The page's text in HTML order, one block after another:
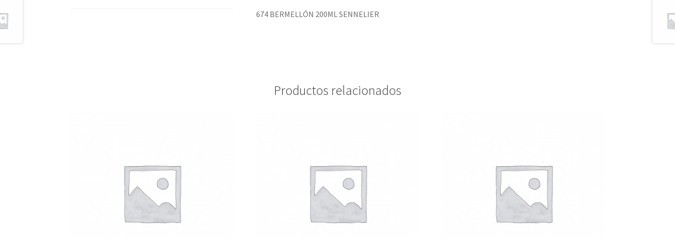
674 BERMELLÓN 200ML SENNELIER
Productos relacionados